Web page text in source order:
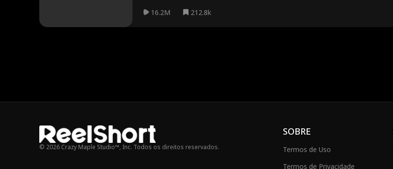
16.2M 212.8k
© 2026 Crazy Maple Studio™, Inc. Todos os direitos reservados.
SOBRE
Termos de Uso
Termos de Privacidade